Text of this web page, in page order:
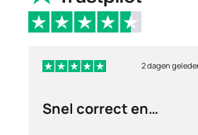
2 dagen
Snel correct en